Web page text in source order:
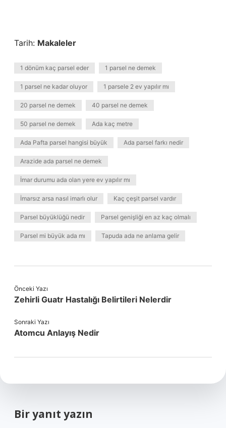
Tarih: Makaleler
1 dönüm kaç parsel eder 1 parsel ne demek
1 parsel ne kadar oluyor 1 parsele 2 ev yapılır mı
20 parsel ne demek 40 parsel ne demek
50 parsel ne demek Ada kaç metre
Ada Pafta parsel hangisi büyük Ada parsel farkı nedir
Arazide ada parsel ne demek
İmar durumu ada olan yere ev yapılır mı
İmarsız arsa nasıl imarlı olur Kaç çeşit parsel vardır
Parsel büyüklüğü nedir Parsel genişliği en az kaç olmalı
Parsel mi büyük ada mı Tapuda ada ne anlama gelir
Önceki Yazı
Zehirli Guatr Hastalığı Belirtileri Nelerdir
Sonraki Yazı
Atomcu Anlayış Nedir
Bir yanıt yazın